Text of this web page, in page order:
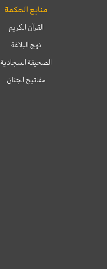
منابع الحكمة
القرآن الكريم
نهج البلاغة
الصحيفة السجادية
مفاتيح الجنان